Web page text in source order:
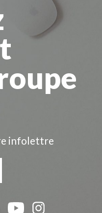
infolettre